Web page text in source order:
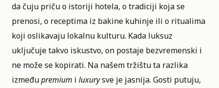
da čuju priču o istoriji hotela, o tradiciji koja se
prenosi, o receptima iz bakine kuhinje ili o ritualima
koji oslikavaju lokalnu kulturu. Kada luksuz
uključuje takvo iskustvo, on postaje bezvremenski i
ne može se kopirati. Na našem tržištu ta razlika
izmeđupremium i luxurysve je jasnija. Gosti putuju,